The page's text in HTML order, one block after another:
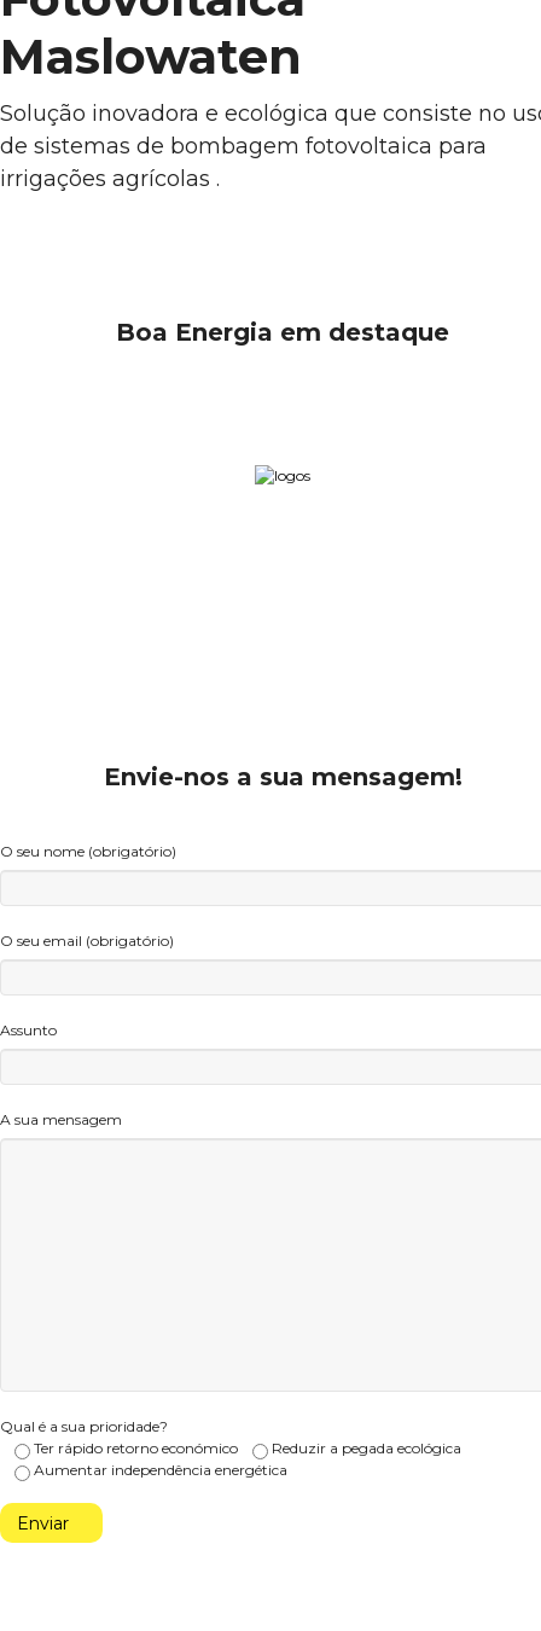
Maslowaten
Solução inovadora e ecológica que consiste no
de sistemas de bombagem fotovoltaica para
irrigações agrícolas .
Boa Energia em destaque
Envie-nos a sua mensagem!
O seu nome (obrigatório)
O seu email (obrigatório)
Assunto
A sua mensagem
Qual é a sua prioridade?
Ter rápido retorno económico
Reduzir a pegada ecológica
Aumentar independência energética